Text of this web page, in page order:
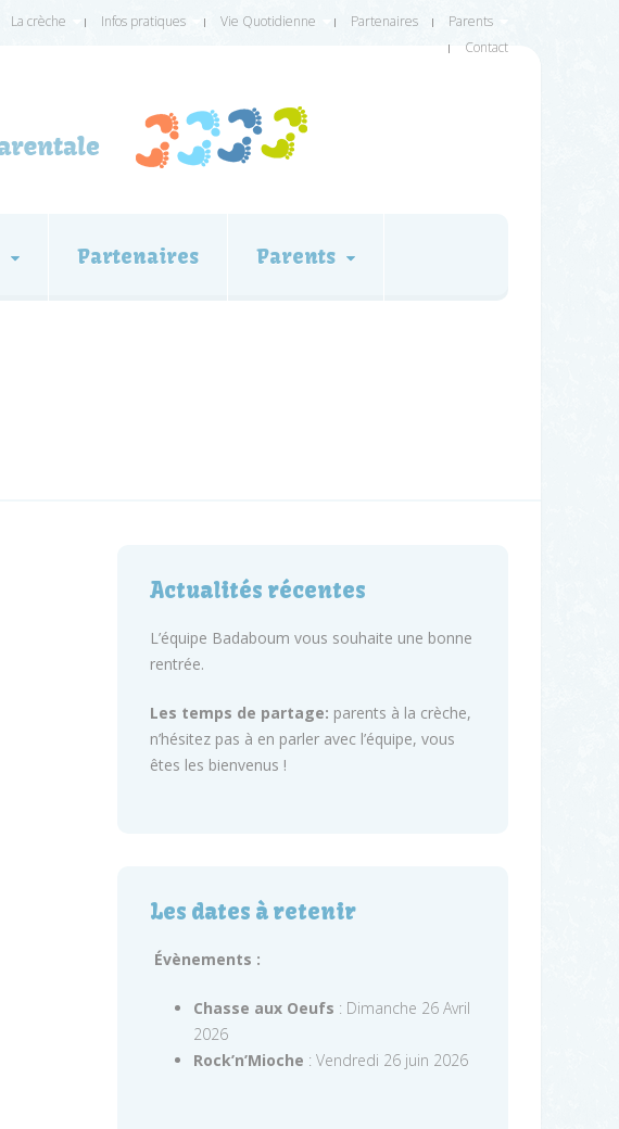
La crèche Infos pratiques Vie Quotidienne Partenaires
Parents
Contact
Partenaires Parents
Actualités récentes
L’équipe Badaboum vous souhaite une bonne
rentrée.
Les temps de partage: parents à la crèche,
n’hésitez pas à en parler avec l’équipe, vous
êtes les bienvenus !
Les dates à retenir
Évènements :
Chasse aux Oeufs : Dimanche 26 Avril
2026
Rock’n’Mioche : Vendredi 26 juin 2026